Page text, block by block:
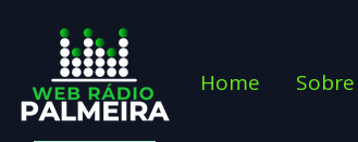
Home Sobre